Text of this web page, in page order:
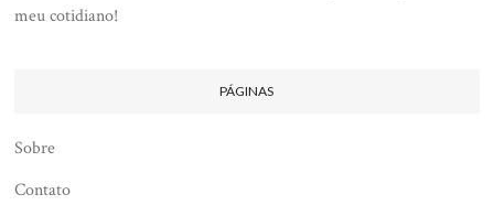
meu cotidiano!
PÁGINAS
Sobre
Contato